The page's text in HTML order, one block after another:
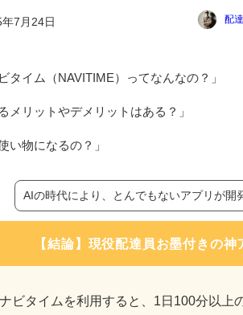
7月24日 配
タイム（NAVITIME）ってなんなの？」
メリットやデメリットはある？」
い物になるの？」
AIの時代により、とんでもないアプリが開
【結論】現役配達員お墨付きの神
ビタイムを利用すると、1日100分以上